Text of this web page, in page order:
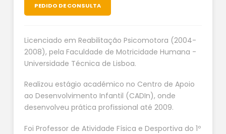
PEDIDO DE CONSULTA
Licenciado em Reabilitação Psicomotora (2004-
2008), pela Faculdade de Motricidade Humana -
Universidade Técnica de Lisboa.
Realizou estágio académico no Centro de Apoio
ao Desenvolvimento Infantil (CADIn), onde
desenvolveu prática profissional até 2009.
Foi Professor de Atividade Física e Desportiva do 1º